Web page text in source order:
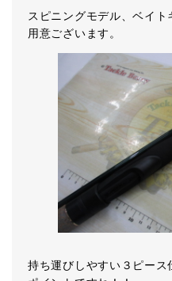
スピニングモデル、ベイ
用意ございます。
持ち運びしやすい３ピー